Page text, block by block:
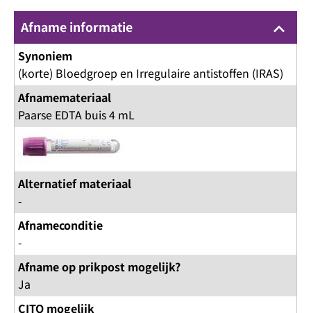
Afname informatie keyboard_arrow_up
Synoniem
(korte) Bloedgroep en Irregulaire antistoffen (IRAS)
Afnamemateriaal
Paarse EDTA buis 4 mL
Alternatief materiaal
-
Afnameconditie
-
Afname op prikpost mogelijk?
Ja
CITO mogelijk